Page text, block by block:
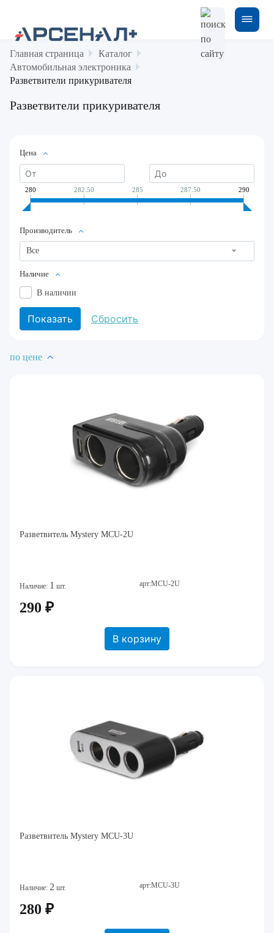
Главная страница
Каталог
Автомобильная электроника
Разветвители прикуривателя
Разветвители прикуривателя
Цена
280 282.50 285 287.50 290
Производитель
Все
Наличие
В наличии
по цене
Разветвитель Mystery MCU-2U
Наличие: 1 шт. арт:MCU-2U
290 ₽
В корзину
Разветвитель Mystery MCU-3U
Наличие: 2 шт. арт:MCU-3U
280 ₽